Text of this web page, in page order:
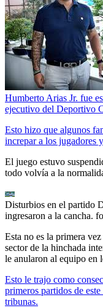
Humberto Arias Jr. fue
ejecutivo del Deportivo
Esto hizo que algunos
increpar a los jugadores
El juego estuvo
todo volvía a la
Disturbios en el partido
ingresaron a la cancha.
Esta no es la primera
sector de la hinchada
le anularon al equipo en
Esto le trajo como
primeros partidos de
tribunas.